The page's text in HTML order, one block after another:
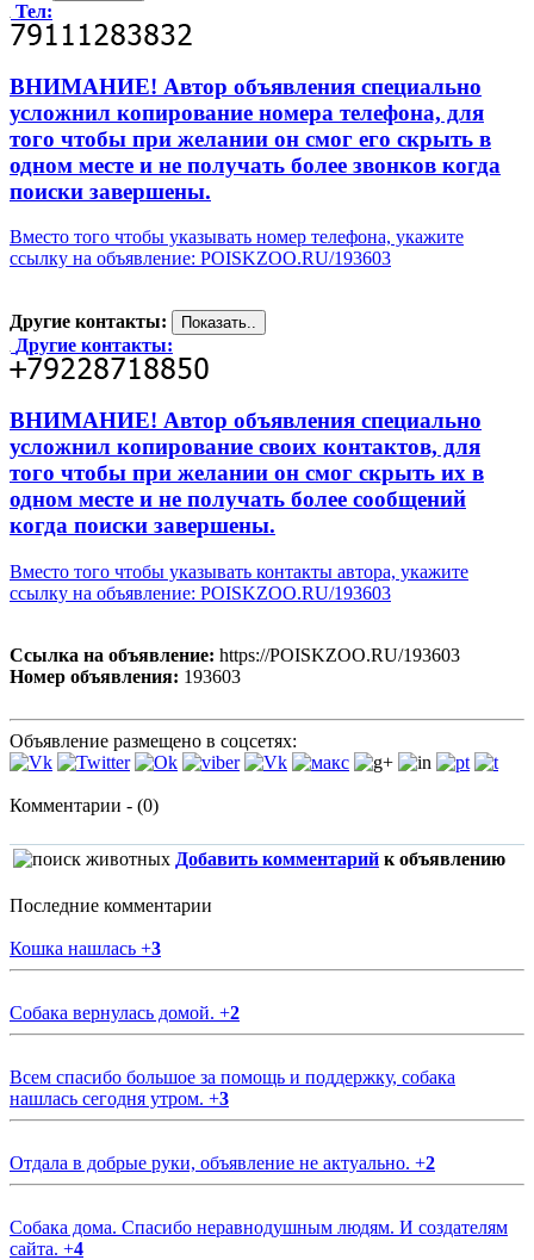
Тел:
ВНИМАНИЕ! Автор объявления специально
усложнил копирование номера телефона, для
того чтобы при желании он смог его скрыть в
одном месте и не получать более звонков когда
поиски завершены.
Вместо того чтобы указывать номер телефона, укажите
ссылку на объявление: POISKZOO.RU/193603
Другие контакты:
Другие контакты:
ВНИМАНИЕ! Автор объявления специально
усложнил копирование своих контактов, для
того чтобы при желании он смог скрыть их в
одном месте и не получать более сообщений
когда поиски завершены.
Вместо того чтобы указывать контакты автора, укажите
ссылку на объявление: POISKZOO.RU/193603
Ссылка на объявление: https://POISKZOO.RU/193603
Номер объявления: 193603
Объявление размещено в соцсетях:
Комментарии - (0)
Добавить комментарий к объявлению
Последние комментарии
Кошка нашлась +3
Собака вернулась домой. +2
Всем спасибо большое за помощь и поддержку, собака
нашлась сегодня утром. +3
Отдала в добрые руки, объявление не актуально. +2
Собака дома. Спасибо неравнодушным людям. И создателям
сайта. +4